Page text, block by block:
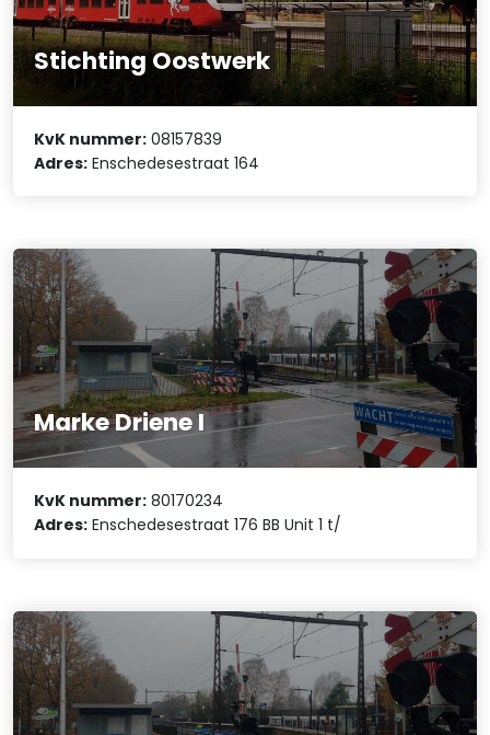
Stichting Oostwerk
KvK nummer: 08157839
Adres: Enschedesestraat 164
Marke Driene I
KvK nummer: 80170234
Adres: Enschedesestraat 176 BB Unit 1 t/